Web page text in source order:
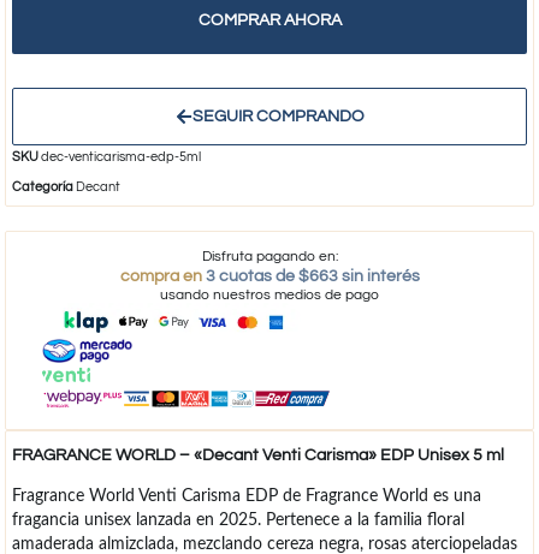
COMPRAR AHORA
SEGUIR COMPRANDO
SKUdec-venticarisma-edp-5ml
Categoría Decant
Disfruta pagando en:
compra en 3 cuotas de $663 sin interés
usando nuestros medios de pago
FRAGRANCE WORLD – «Decant Venti Carisma» EDP Unisex 5 ml
Fragrance World Venti Carisma EDP de Fragrance World es una
fragancia unisex lanzada en 2025. Pertenece a la familia floral
amaderada almizclada, mezclando cereza negra, rosas aterciopeladas